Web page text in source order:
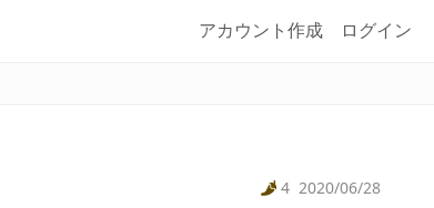
アカウント作成 ログイン
4 2020/06/28